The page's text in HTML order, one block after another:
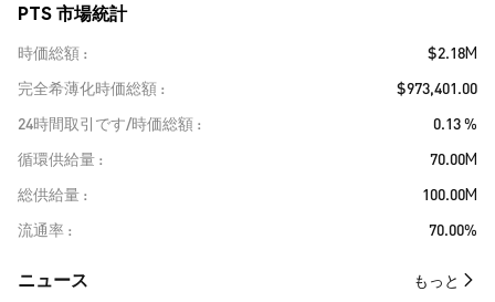
PTS 市場統計
時価総額
$2.18M
完全希薄化時価総額
$973,401.00
24時間取引です/時価総額
0.13 %
循環供給量
70.00M
総供給量
100.00M
流通率
70.00%
​​ニュース​​ もっと